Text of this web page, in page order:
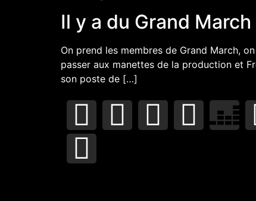
Il y a du Grand
On prend les membres de Grand March,
passer aux manettes de la production et
son poste de […]